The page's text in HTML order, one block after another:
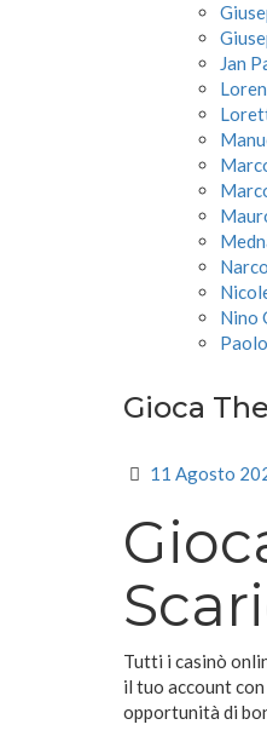
Jan
Nino
Gioca
11 Agosto
Tutti i casinò
il tuo account
opportunità di